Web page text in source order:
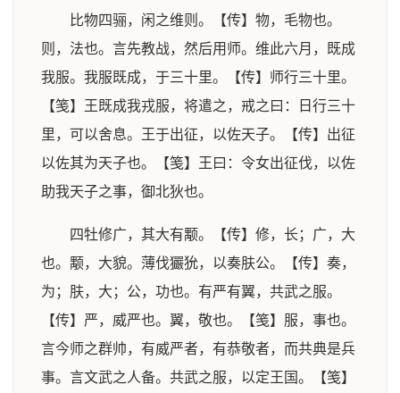
比物四骊，闲之维则。【传】物，毛物也。
则，法也。言先教战，然后用师。维此六月，既成
我服。我服既成，于三十里。【传】师行三十里。
【笺】王既成我戎服，将遣之，戒之曰：日行三十
里，可以舍息。王于出征，以佐天子。【传】出征
以佐其为天子也。【笺】王曰：令女出征伐，以佐
助我天子之事，御北狄也。
四牡修广，其大有颙。【传】修，长；广，大
也。颙，大貌。薄伐玁狁，以奏肤公。【传】奏，
为；肤，大；公，功也。有严有翼，共武之服。
【传】严，威严也。翼，敬也。【笺】服，事也。
言今师之群帅，有威严者，有恭敬者，而共典是兵
事。言文武之人备。共武之服，以定王国。【笺】